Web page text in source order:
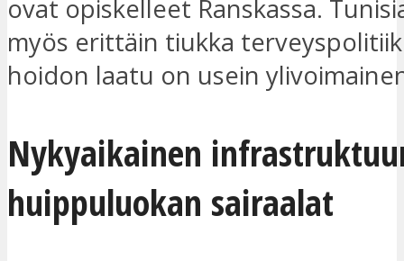
ovat opiskelleet Ranskassa.
myös erittäin tiukka
hoidon laatu on usein
Nykyaikainen
huippuluokan sairaalat